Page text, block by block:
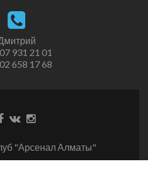
931 21 01
658 17 68
"Арсенал Алматы"